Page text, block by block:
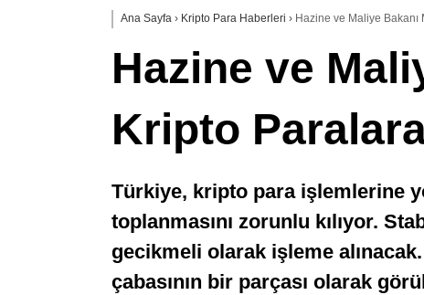
Ana Sayfa › Kripto Para Haberleri › Hazine ve Maliye Bakanı
Hazine ve
Kripto Paralara
Türkiye, kripto para işlemlerine
toplanmasını zorunlu kılıyor.
gecikmeli olarak işleme
çabasının bir parçası olarak